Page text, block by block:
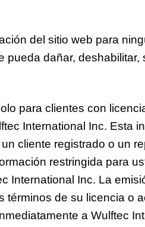
del sitio web para
dañar,
para clientes con
International Inc. Esta
cliente registrado o un
restringida para
International Inc. La
de su licencia o
a Wulftec